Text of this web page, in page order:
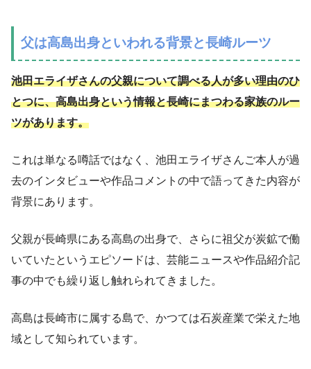
父は高島出身といわれる背景と長崎ルーツ
池田エライザさんの父親について調べる人が多い理由のひ
とつに、高島出身という情報と長崎にまつわる家族のルー
ツがあります。
これは単なる噂話ではなく、池田エライザさんご本人が過
去のインタビューや作品コメントの中で語ってきた内容が
背景にあります。
父親が長崎県にある高島の出身で、さらに祖父が炭鉱で働
いていたというエピソードは、芸能ニュースや作品紹介記
事の中でも繰り返し触れられてきました。
高島は長崎市に属する島で、かつては石炭産業で栄えた地
域として知られています。